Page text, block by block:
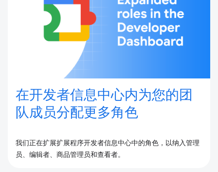
在开发者信息中心内为您的团
队成员分配更多角色
我们正在扩展扩展程序开发者信息中心中的角色，以纳入管理
员、编辑者、商品管理员和查看者。